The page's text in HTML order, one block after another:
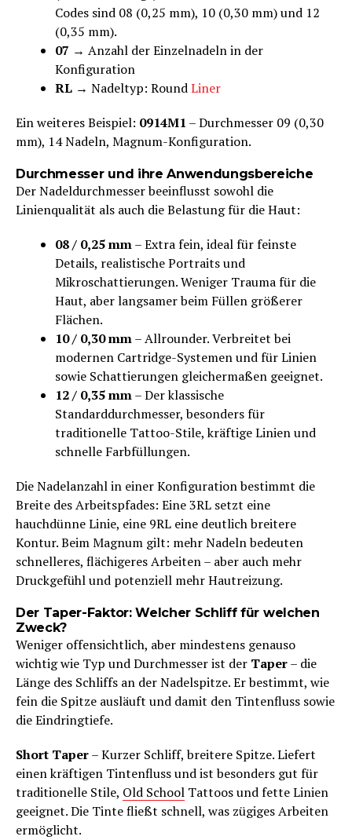
Codes sind 08 (0,25 mm), 10 (0,30 mm) und 12
(0,35 mm).
07 → Anzahl der Einzelnadeln in der
Konfiguration
RL → Nadeltyp: RoundLiner
Ein weiteres Beispiel: 0914M1 – Durchmesser 09 (0,30
mm), 14 Nadeln, Magnum-Konfiguration.
Durchmesser und ihre Anwendungsbereiche
Der Nadeldurchmesser beeinflusst sowohl die
Linienqualität als auch die Belastung für die Haut:
08 / 0,25 mm– Extra fein, ideal für feinste
Details, realistische Portraits und
Mikroschattierungen. Weniger Trauma für die
Haut, aber langsamer beim Füllen größerer
Flächen.
10 / 0,30 mm– Allrounder. Verbreitet bei
modernen Cartridge-Systemen und für Linien
sowie Schattierungen gleichermaßen geeignet.
12 / 0,35 mm– Der klassische
Standarddurchmesser, besonders für
traditionelle Tattoo-Stile, kräftige Linien und
schnelle Farbfüllungen.
Die Nadelanzahl in einer Konfiguration bestimmt die
Breite des Arbeitspfades: Eine 3RL setzt eine
hauchdünne Linie, eine 9RL eine deutlich breitere
Kontur. Beim Magnum gilt: mehr Nadeln bedeuten
schnelleres, flächigeres Arbeiten – aber auch mehr
Druckgefühl und potenziell mehr Hautreizung.
Der Taper-Faktor: Welcher Schliff für welchen
Zweck?
Weniger offensichtlich, aber mindestens genauso
wichtig wie Typ und Durchmesser ist der Taper– die
Länge des Schliffs an der Nadelspitze. Er bestimmt, wie
fein die Spitze ausläuft und damit den Tintenfluss sowie
die Eindringtiefe.
Short Taper– Kurzer Schliff, breitere Spitze. Liefert
einen kräftigen Tintenfluss und ist besonders gut für
traditionelle Stile, Old School Tattoos und fette Linien
geeignet. Die Tinte fließt schnell, was zügiges Arbeiten
ermöglicht.